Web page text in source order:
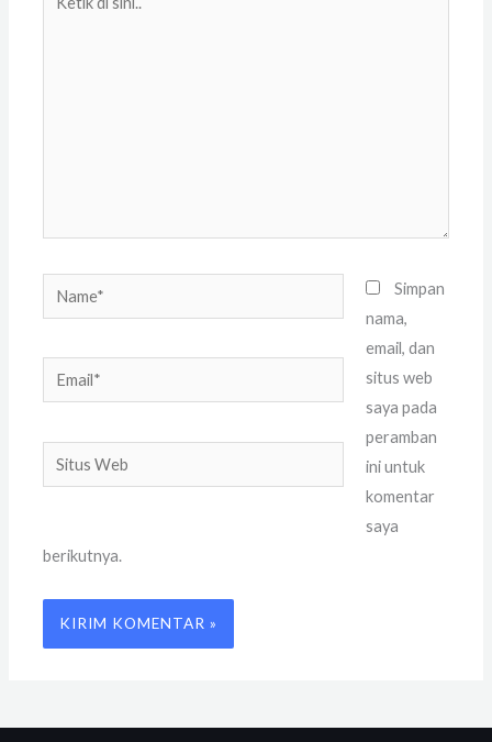
Name*
Email*
Situs
Web
Simpan
nama,
email, dan
situs web
saya pada
peramban
ini untuk
komentar
saya
berikutnya.